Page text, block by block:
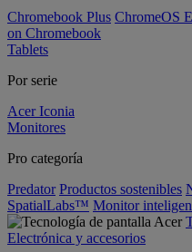
Chromebook Plus ChromeOS
on Chromebook
Tablets
Por serie
Acer Iconia
Monitores
Pro categoría
Predator Productos sostenibles
SpatialLabs™ Monitor
Electrónica y accesorios